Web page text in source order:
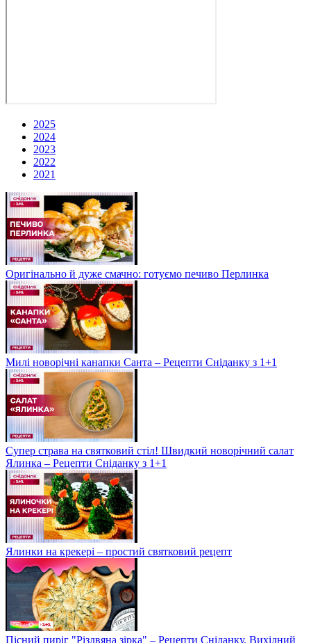
2025
2024
2023
2022
2021
Оригінально й дуже смачно: готуємо печиво Перлинка
Милі новорічні канапки Санта – Рецепти Сніданку з 1+1
Супер страва на святковий стіл! Швидкий новорічний салат
Ялинка – Рецепти Сніданку з 1+1
Ялинки на крекері – простий святковий рецепт
Пісний пиріг "Різдвяна зірка" – Рецепти Сніданку. Вихідний